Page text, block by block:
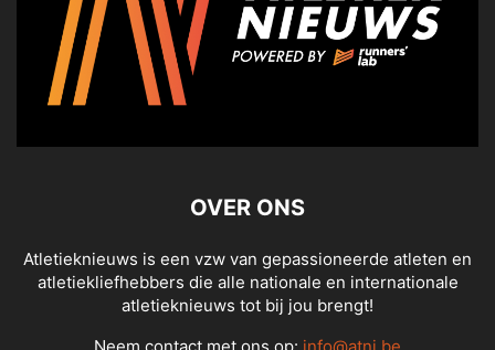
OVER ONS
Atletieknieuws is een vzw van gepassioneerde atleten en
atletiekliefhebbers die alle nationale en internationale
atletieknieuws tot bij jou brengt!
Neem contact met ons op: info@atni.be